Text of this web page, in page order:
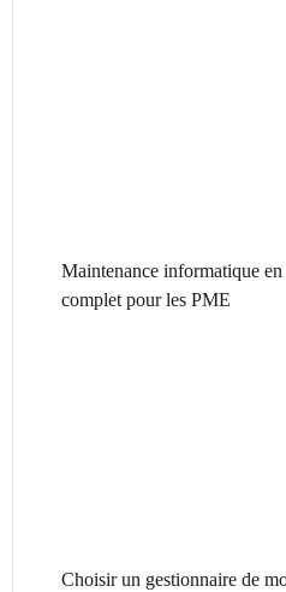
Maintenance informatique
complet pour les PME
Choisir un gestionnaire de